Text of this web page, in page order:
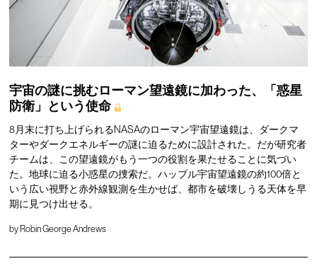
宇宙の謎に挑むローマン望遠鏡に加わった、「惑星
防衛」という使命
8月末に打ち上げられるNASAのローマン宇宙望遠鏡は、ダークマ
ターやダークエネルギーの謎に迫るために設計された。だが研究者
チームは、この望遠鏡がもう一つの役割を果たせることに気づい
た。地球に迫る小惑星の捜索だ。ハッブル宇宙望遠鏡の約100倍と
いう広い視野と赤外線観測を生かせば、都市を破壊しうる天体を早
期に見つけ出せる。
byRobin George Andrews